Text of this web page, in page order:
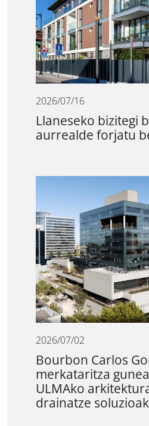
2026/07/16
Llaneseko bizitegi
aurrealde forjatu
2026/07/02
Bourbon Carlos
merkataritza
ULMAko
drainatze